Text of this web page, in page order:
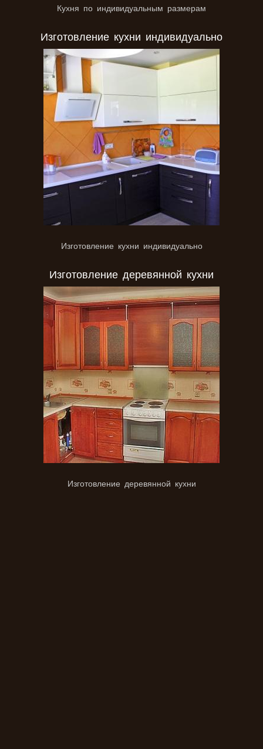
Кухня по индивидуальным размерам
Изготовление кухни индивидуально
Изготовление кухни индивидуально
Изготовление деревянной кухни
Изготовление деревянной кухни